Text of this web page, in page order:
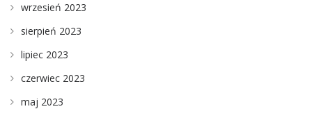
wrzesień 2023
sierpień 2023
lipiec 2023
czerwiec 2023
maj 2023